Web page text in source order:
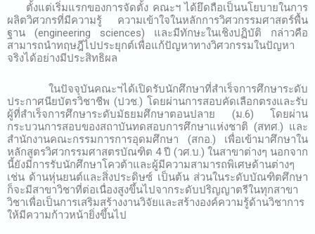
ตั้งแต่เริ่มแรกของการจัดตั้ง คณะฯ ได้ยึดถือเป็นนโยบายในการ
ผลิตวิศวกรที่มีความรู้ ความเข้าใจในหลักการวิศวกรรมศาสตร์พื้น
ฐาน (engineering sciences) และมีทักษะในเชิงปฏิบัติ กล่าวคือ
สามารถนำทฤษฎีไปประยุกต์เพื่อแก้ปัญหาทางวิศวกรรมในปัญหา
จริงได้อย่างมีประสิทธิผล
ในปัจจุบันคณะฯได้เปิดรับนักศึกษาที่สำเร็จการศึกษาระดับ
ประกาศนียบัตรวิชาชีพ (ปวช.) โดยผ่านการสอบคัดเลือกตรงและรับ
ผู้ที่สำเร็จการศึกษาระดับมัธยมศึกษาตอนปลาย (ม.6) โดยผ่าน
กระบวนการสอบของสถาบันทดสอบการศึกษาแห่งชาติ (สทศ.) และ
สำนักงานคณะกรรมการการอุดมศึกษา (สกอ.) เพื่อเข้ามาศึกษาใน
หลักสูตรวิศวกรรมศาสตรบัณฑิต 4 ปี (วศ.บ.) ในสาขาต่างๆ นอกจาก
นี้ยังมีการรับนักศึกษาโควต้าและผู้มีความสามารถพิเศษด้านต่างๆ
เช่น ด้านหุ่นยนต์และสิ่งประดิษซ์ เป็นต้น ส่วนในระดับบัณฑิตศึกษา
ก็จะมีสาขาวิชาที่ต่อเนื่องสูงขึ้นไปจากระดับปริญญาตรีในทุกสาขา
วิชาเพื่อเป็นการเสริมสร้างงานวิจัยและสร้างองค์ความรู้ด้านวิชาการ
ให้มีความก้าวหน้ายิ่งขึ้นไป